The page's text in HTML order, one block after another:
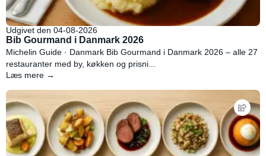
Udgivet den 04-08-2026
Bib Gourmand i Danmark 2026
Michelin Guide · Danmark Bib Gourmand i Danmark 2026 – alle 27
restauranter med by, køkken og prisni...
Læs mere →